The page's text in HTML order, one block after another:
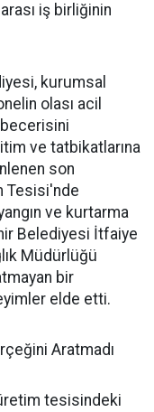
iş birliğinin
kurumsal
olası acil
ve tatbikatlarına
son
Tesisi'nde
ve kurtarma
Belediyesi İtfaiye
Müdürlüğü
bir
elde etti.
Aratmadı
tesisindeki